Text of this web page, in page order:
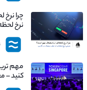
چرا
نرخ
کنید –